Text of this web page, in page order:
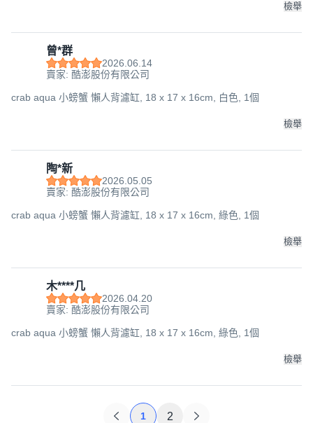
檢舉
曾*群
2026.06.14
賣家: 酷澎股份有限公司
crab aqua 小螃蟹 懶人背濾缸, 18 x 17 x 16cm, 白色, 1個
檢舉
陶*新
2026.05.05
賣家: 酷澎股份有限公司
crab aqua 小螃蟹 懶人背濾缸, 18 x 17 x 16cm, 綠色, 1個
檢舉
木****几
2026.04.20
賣家: 酷澎股份有限公司
crab aqua 小螃蟹 懶人背濾缸, 18 x 17 x 16cm, 綠色, 1個
檢舉
1 2